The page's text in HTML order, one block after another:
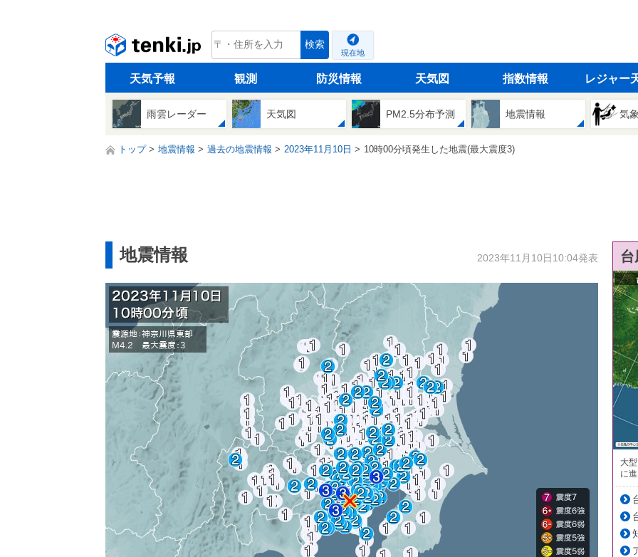
tenki.jp 検索
現在地
天気予報 観測 防災情報 天気図 指数情報 レジャー
雨雲レーダー 天気図 PM2.5分布予測 地震情報 気
トップ 地震情報 過去の地震情報 2023年11月10日 10時00分頃発生した地震(最大震度3)
地震情報 2023年11月10日10:04発表
大
に